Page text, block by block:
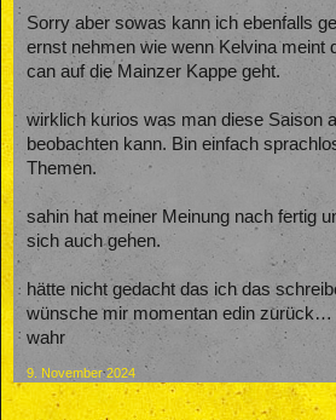
Sorry aber sowas kann ich ebenfalls
ernst nehmen wie wenn Kelvina meint
can auf die Mainzer Kappe geht.
wirklich kurios was man diese Saison
beobachten kann. Bin einfach
Themen.
sahin hat meiner Meinung nach fertig
sich auch gehen.
hätte nicht gedacht das ich das
wünsche mir momentan edin zurück…
wahr
9. November 2024